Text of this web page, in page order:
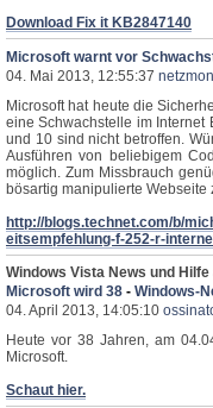
Download Fix it KB2847140
Microsoft warnt vor
04. Mai 2013, 12:55:37
Microsoft hat heute die
eine Schwachstelle im Internet
und 10 sind nicht betroffen.
Ausführen von beliebigem
möglich. Zum Missbrauch
bösartig manipulierte Webseite
http://blogs.technet.com/b/
eitsempfehlung-f-252-r-
Windows Vista News und
Microsoft wird 38 - Windows-
04. April 2013, 14:05:10
Heute vor 38 Jahren, am
Microsoft.
Schaut hier.